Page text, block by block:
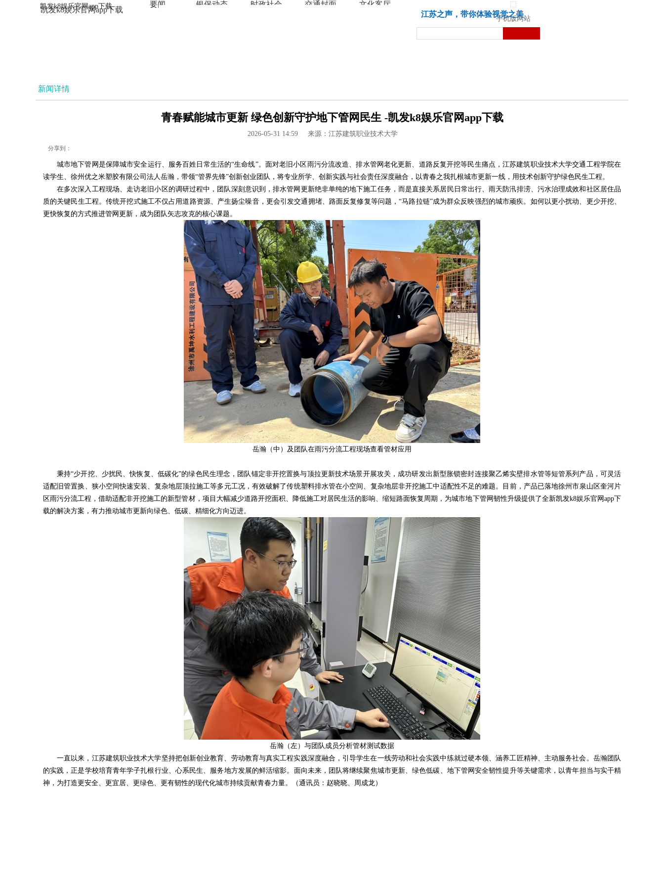
凯发k8娱乐官网app下载
凯发k8娱乐官网app下载
要闻 银保动态 时政社会 交通封面 文化客厅
手机版网站
江苏之声，带你体验视觉之美
新闻详情
青春赋能城市更新 绿色创新守护地下管网民生 -凯发k8娱乐官网app下载
2026-05-31 14:59 来源：江苏建筑职业技术大学
分享到：
城市地下管网是保障城市安全运行、服务百姓日常生活的“生命线”。面对老旧小区雨污分流改造、排水管网老化更新、道路反复开挖等民生痛点，江苏建筑职业技术大学交通工程学院在
读学生、徐州优之米塑胶有限公司法人岳瀚，带领“管界先锋”创新创业团队，将专业所学、创新实践与社会责任深度融合，以青春之我扎根城市更新一线，用技术创新守护绿色民生工程。
在多次深入工程现场、走访老旧小区的调研过程中，团队深刻意识到，排水管网更新绝非单纯的地下施工任务，而是直接关系居民日常出行、雨天防汛排涝、污水治理成效和社区居住品
质的关键民生工程。传统开挖式施工不仅占用道路资源、产生扬尘噪音，更会引发交通拥堵、路面反复修复等问题，“马路拉链”成为群众反映强烈的城市顽疾。如何以更小扰动、更少开挖、
更快恢复的方式推进管网更新，成为团队矢志攻克的核心课题。
岳瀚（中）及团队在雨污分流工程现场查看管材应用
秉持“少开挖、少扰民、快恢复、低碳化”的绿色民生理念，团队锚定非开挖置换与顶拉更新技术场景开展攻关，成功研发出新型胀锁密封连接聚乙烯实壁排水管等短管系列产品，可灵活
适配旧管置换、狭小空间快速安装、复杂地层顶拉施工等多元工况，有效破解了传统塑料排水管在小空间、复杂地层非开挖施工中适配性不足的难题。目前，产品已落地徐州市泉山区奎河片
区雨污分流工程，借助适配非开挖施工的新型管材，项目大幅减少道路开挖面积、降低施工对居民生活的影响、缩短路面恢复周期，为城市地下管网韧性升级提供了全新凯发k8娱乐官网app下
载的解决方案，有力推动城市更新向绿色、低碳、精细化方向迈进。
岳瀚（左）与团队成员分析管材测试数据
一直以来，江苏建筑职业技术大学坚持把创新创业教育、劳动教育与真实工程实践深度融合，引导学生在一线劳动和社会实践中练就过硬本领、涵养工匠精神、主动服务社会。岳瀚团队
的实践，正是学校培育青年学子扎根行业、心系民生、服务地方发展的鲜活缩影。面向未来，团队将继续聚焦城市更新、绿色低碳、地下管网安全韧性提升等关键需求，以青年担当与实干精
神，为打造更安全、更宜居、更绿色、更有韧性的现代化城市持续贡献青春力量。（通讯员：赵晓晓、周成龙）